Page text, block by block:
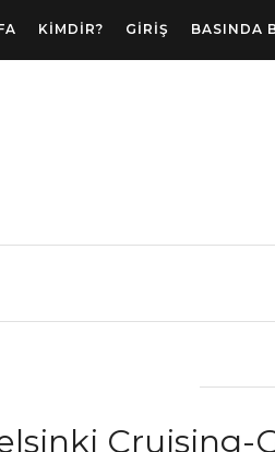
KIMDIR? GIRIŞ BASINDA
Cruising-